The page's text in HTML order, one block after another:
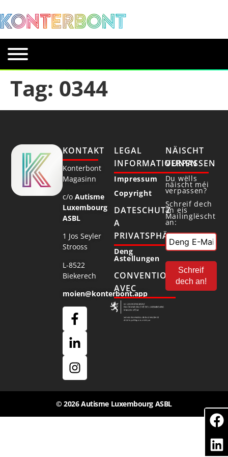
Tag: 0344
KONTAKT
Konterbont
Magasinn
c/oAutisme
Luxembourg
ASBL
1 Jos Seyler
Strooss
L-8522
Biekerech
moien@konterbont.app
LEGAL
INFORMATIOUNEN
Impressum
Copyright
DATESCHUTZ
A
PRIVATSPHÄR
Deng
Astellungen
CONVENTIONNÉ
AVEC
NÄISCHT
VERPASSEN
Du wëlls
näischt méi
verpassen?
Schreif dech
an eis
Mailinglëscht
an:
© 2026 Autisme Luxembourg ASBL